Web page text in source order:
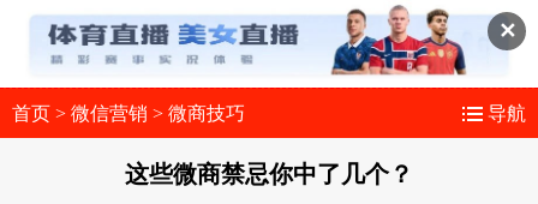
✕
首页 > 微信营销 > 微商技巧 导航
这些微商禁忌你中了几个？